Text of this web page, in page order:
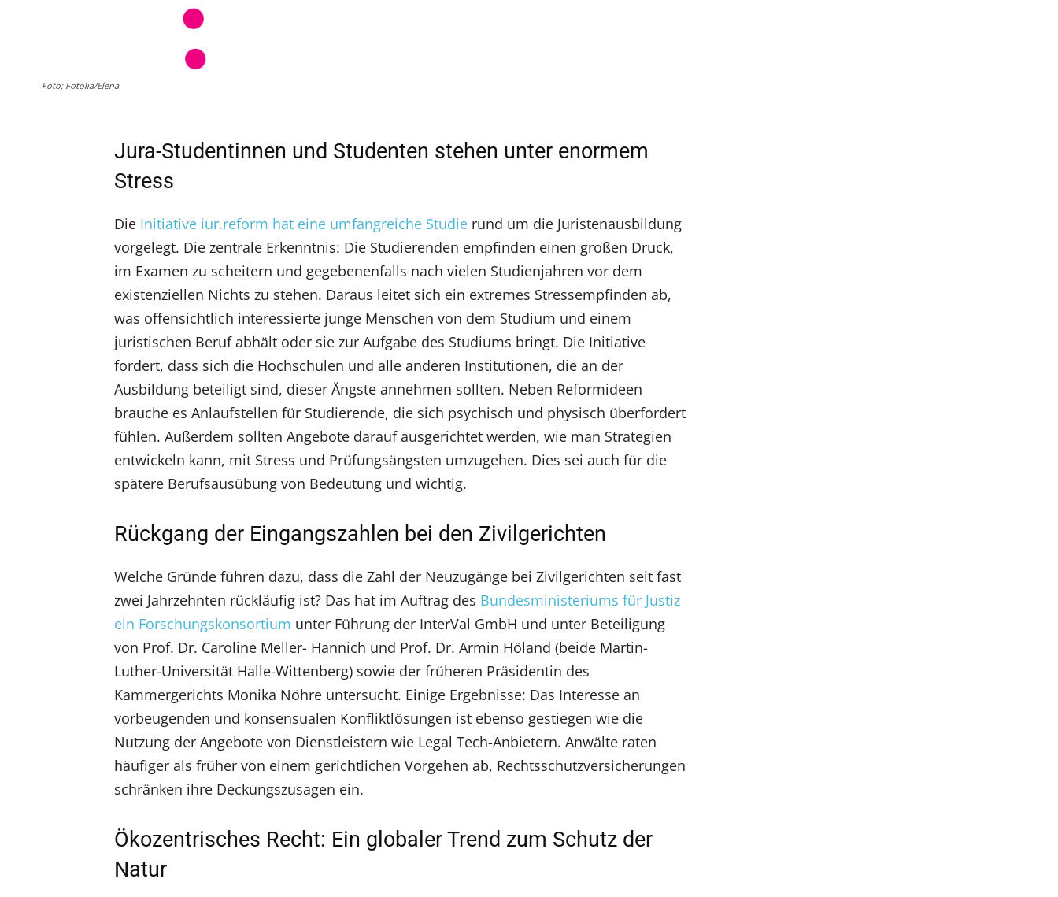
Foto: Fotolia/Elena
Jura-Studentinnen und Studenten stehen unter enormem
Stress
Die Initiative iur.reform hat eine umfangreiche Studierund um die Juristenausbildung
vorgelegt. Die zentrale Erkenntnis: Die Studierenden empfinden einen großen Druck,
im Examen zu scheitern und gegebenenfalls nach vielen Studienjahren vor dem
existenziellen Nichts zu stehen. Daraus leitet sich ein extremes Stressempfinden ab,
was offensichtlich interessierte junge Menschen von dem Studium und einem
juristischen Beruf abhält oder sie zur Aufgabe des Studiums bringt. Die Initiative
fordert, dass sich die Hochschulen und alle anderen Institutionen, die an der
Ausbildung beteiligt sind, dieser Ängste annehmen sollten. Neben Reformideen
brauche es Anlaufstellen für Studierende, die sich psychisch und physisch überfordert
fühlen. Außerdem sollten Angebote darauf ausgerichtet werden, wie man Strategien
entwickeln kann, mit Stress und Prüfungsängsten umzugehen. Dies sei auch für die
spätere Berufsausübung von Bedeutung und wichtig.
Rückgang der Eingangszahlen bei den Zivilgerichten
Welche Gründe führen dazu, dass die Zahl der Neuzugänge bei Zivilgerichten seit fast
zwei Jahrzehnten rückläufig ist? Das hat im Auftrag des Bundesministeriums für Justiz
ein Forschungskonsortium unter Führung der InterVal GmbH und unter Beteiligung
von Prof. Dr. Caroline Meller- Hannich und Prof. Dr. Armin Höland (beide Martin-
Luther-Universität Halle-Wittenberg) sowie der früheren Präsidentin des
Kammergerichts Monika Nöhre untersucht. Einige Ergebnisse: Das Interesse an
vorbeugenden und konsensualen Konfliktlösungen ist ebenso gestiegen wie die
Nutzung der Angebote von Dienstleistern wie Legal Tech-Anbietern. Anwälte raten
häufiger als früher von einem gerichtlichen Vorgehen ab, Rechtsschutzversicherungen
schränken ihre Deckungszusagen ein.
Ökozentrisches Recht: Ein globaler Trend zum Schutz der
Natur